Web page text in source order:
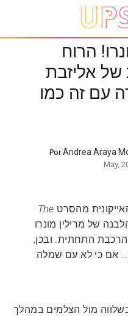
הרוח
אליזבת
עם זה כמו
PorAndrea Araya
מהסרט The
של מרילין מונרו
התחתית. ובכן,
אם כי לא עם שמלה
מול הצלמים במהלך